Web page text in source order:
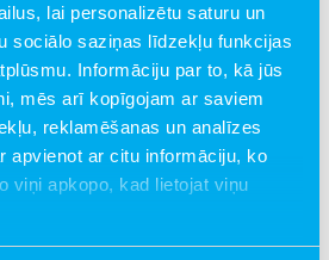
lai personalizētu saturu un
sociālo saziņas līdzekļu funkcijas
Informāciju par to, kā jūs
mēs arī kopīgojam ar saviem
reklamēšanas un analīzes
apvienot ar citu informāciju, ko
viņi apkopo, kad lietojat viņu
pamanītiem un atbalstītiem,”
ciematu asociācijas direktore
atbalstam” jau trīspadsmito gadu
asociācija organizē
Advantage studentu
Tiek prognozēts, ka šogad
astoņdesmit brīvprātīgie